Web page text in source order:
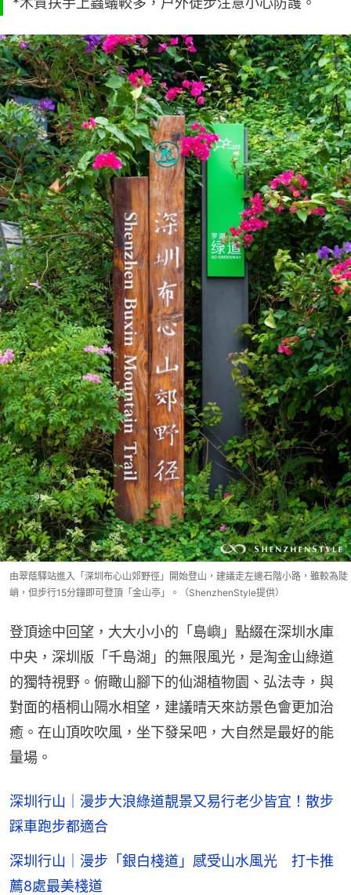
由翠蔭驛站進入「深圳布心山郊野徑」開始登山，建議走左邊石階小路，雖較為陡
峭，但步行15分鐘即可登頂「金山亭」。（ShenzhenStyle提供）
登頂途中回望，大大小小的「島嶼」點綴在深圳水庫
中央，深圳版「千島湖」的無限風光，是淘金山綠道
的獨特視野。俯瞰山腳下的仙湖植物園、弘法寺，與
對面的梧桐山隔水相望，建議晴天來訪景色會更加治
癒。在山頂吹吹風，坐下發呆吧，大自然是最好的能
量場。
深圳行山｜漫步大浪綠道靚景又易行老少皆宜！散步
踩車跑步都適合
深圳行山｜漫步「銀白棧道」感受山水風光 打卡推
薦8處最美棧道